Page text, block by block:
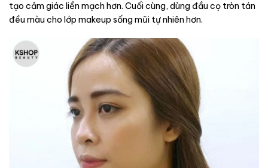
tạo cảm giác liền mạch hơn. Cuối cùng, dùng đầu cọ tròn tán
đều màu cho lớp makeup sống mũi tự nhiên hơn.